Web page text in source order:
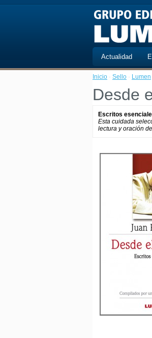
Actualidad
Inicio · Sello · Lumen
Desde
Escritos
Esta cuidada
lectura y oración